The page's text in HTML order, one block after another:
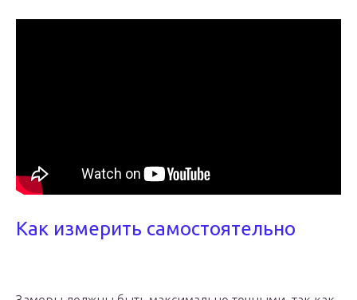
Как измерить самостоятельно